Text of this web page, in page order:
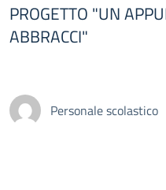
PROGETTO "UN
ABBRACCI"
Personale scolastico